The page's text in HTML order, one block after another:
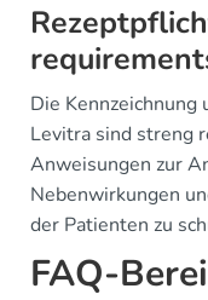
Die Kennzeichnung
Levitra sind streng
Anweisungen zur
Nebenwirkungen
der Patienten zu
FAQ-